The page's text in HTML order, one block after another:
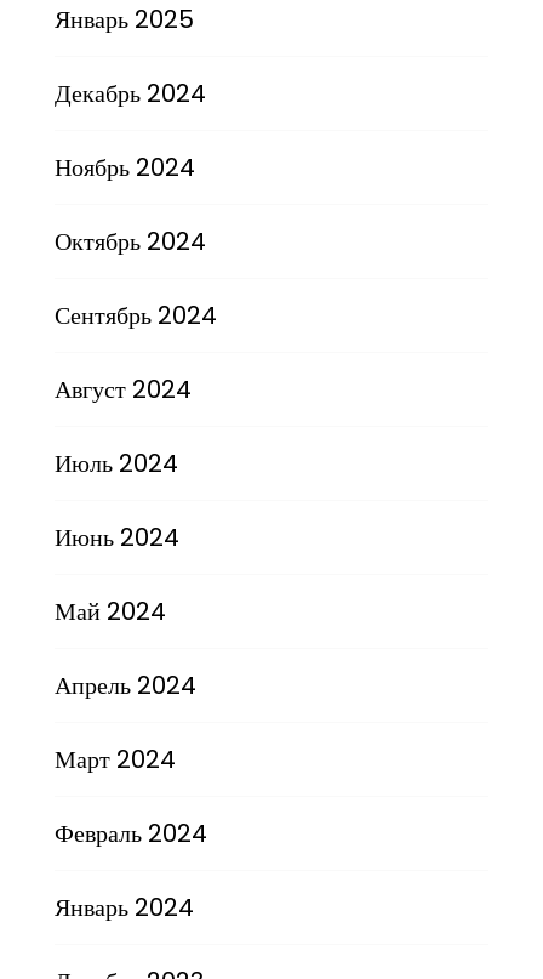
Январь 2025
Декабрь 2024
Ноябрь 2024
Октябрь 2024
Сентябрь 2024
Август 2024
Июль 2024
Июнь 2024
Май 2024
Апрель 2024
Март 2024
Февраль 2024
Январь 2024